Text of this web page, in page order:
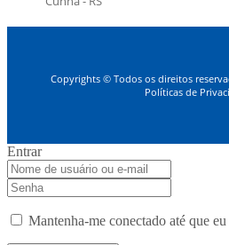
Copyrights © Todos os direitos
Políticas de
Entrar
Mantenha-me conectado até que eu